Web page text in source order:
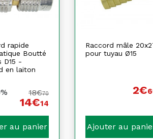
rapide
Boutté
D15 -
en laiton
18€70
14€14
au panier
Raccord mâle
pour tuyau Ø15
2€
Ajouter au